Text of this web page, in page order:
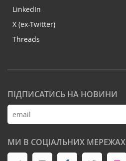
LinkedIn
X (ex-Twitter)
Threads
ПІДПИСАТИСЬ НА НОВИНИ
МИ В СОЦІАЛЬНИХ МЕРЕЖАХ